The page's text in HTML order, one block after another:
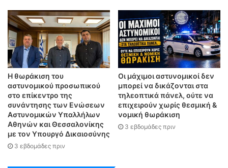
Η θωράκιση του
αστυνομικού προσωπικού
στο επίκεντρο της
συνάντησης των Ενώσεων
Αστυνομικών Υπαλλήλων
Αθηνών και Θεσσαλονίκης
με τον Υπουργό Δικαιοσύνης
3 εβδομάδες πριν
Οι μάχιμοι αστυνομικοί δεν
μπορεί να δικάζονται στα
τηλεοπτικά πάνελ, ούτε να
επιχειρούν χωρίς θεσμική &
νομική θωράκιση
3 εβδομάδες πριν